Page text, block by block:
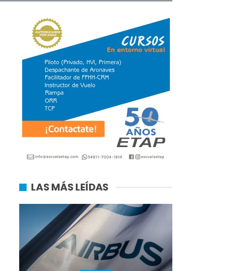
LAS MÁS LEÍDAS